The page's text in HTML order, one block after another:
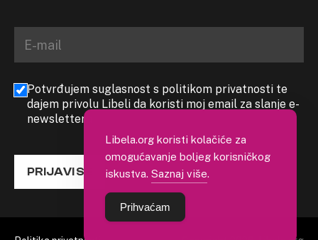
Potvrđujem suglasnost s politikom privatnosti te
dajem privolu Libeli da koristi moj email za slanje e-
newslettera
PRIJAVI SE
Libela.org koristi kolačiće za
omogućavanje boljeg korisničkog
iskustva. Saznaj više.
Prihvaćam